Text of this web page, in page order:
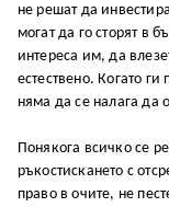
не решат да
могат да го сторят в
интереса им, да
естествено. Когато
няма да се налага да
Понякога всичко се
ръкостискането с
право в очите, не